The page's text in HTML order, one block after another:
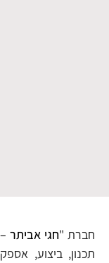
חברת "חגי אביתר
תכנון, ביצוע,